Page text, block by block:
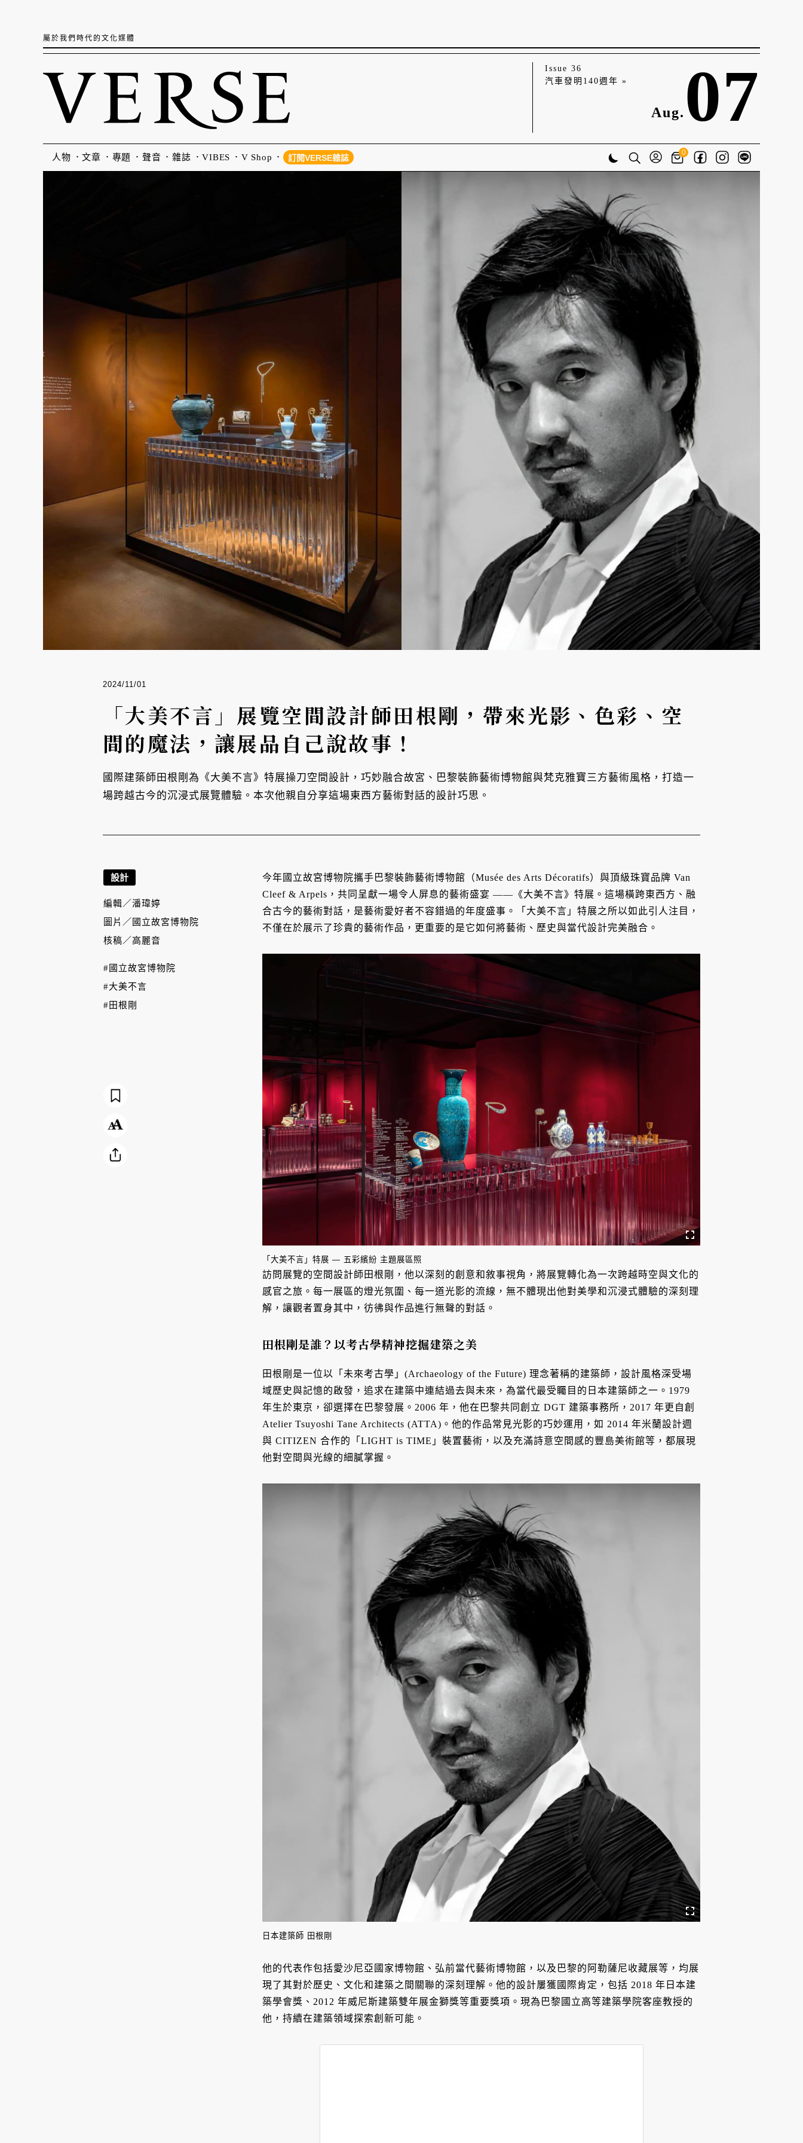
屬於我們時代的文化媒體
Issue 36
汽車發明140週年 »
Aug. 07
人物 文章 專題 聲音 雜誌 VIBES V Shop 訂閱VERSE雜誌
0
2024/11/01
「大美不言」展覽空間設計師田根剛，帶來光影、色彩、空
間的魔法，讓展品自己說故事！
國際建築師田根剛為《大美不言》特展操刀空間設計，巧妙融合故宮、巴黎裝飾藝術博物館與梵克雅寶三方藝術風格，打造一
場跨越古今的沉浸式展覽體驗。本次他親自分享這場東西方藝術對話的設計巧思。
今年國立故宮博物院攜手巴黎裝飾藝術博物館（Musée des Arts Décoratifs）與頂級珠寶品牌 Van
Cleef & Arpels，共同呈獻一場令人屏息的藝術盛宴 ——《大美不言》特展。這場橫跨東西方、融
合古今的藝術對話，是藝術愛好者不容錯過的年度盛事。「大美不言」特展之所以如此引人注目，
不僅在於展示了珍貴的藝術作品，更重要的是它如何將藝術、歷史與當代設計完美融合。
「大美不言」特展 — 五彩繽紛 主題展區照
訪問展覽的空間設計師田根剛，他以深刻的創意和敘事視角，將展覽轉化為一次跨越時空與文化的
感官之旅。每一展區的燈光氛圍、每一道光影的流線，無不體現出他對美學和沉浸式體驗的深刻理
解，讓觀者置身其中，彷彿與作品進行無聲的對話。
田根剛是誰？以考古學精神挖掘建築之美
田根剛是一位以「未來考古學」(Archaeology of the Future) 理念著稱的建築師，設計風格深受場
域歷史與記憶的啟發，追求在建築中連結過去與未來，為當代最受矚目的日本建築師之一。1979
年生於東京，卻選擇在巴黎發展。2006 年，他在巴黎共同創立 DGT 建築事務所，2017 年更自創
Atelier Tsuyoshi Tane Architects (ATTA)。他的作品常見光影的巧妙運用，如 2014 年米蘭設計週
與 CITIZEN 合作的「LIGHT is TIME」裝置藝術，以及充滿詩意空間感的豐島美術館等，都展現
他對空間與光線的細膩掌握。
日本建築師 田根剛
他的代表作包括愛沙尼亞國家博物館、弘前當代藝術博物館，以及巴黎的阿勒薩尼收藏展等，均展
現了其對於歷史、文化和建築之間關聯的深刻理解。他的設計屢獲國際肯定，包括 2018 年日本建
築學會獎、2012 年威尼斯建築雙年展金獅獎等重要獎項。現為巴黎國立高等建築學院客座教授的
他，持續在建築領域探索創新可能。
設計
編輯／潘瑋婷
圖片／ 國立故宮博物院
核稿／高麗音
#國立故宮博物院
#大美不言
#田根剛